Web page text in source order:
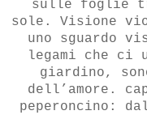
sulle foglie
sole. Visione
uno sguardo
legami che ci
giardino,
dell’amore.
peperoncino: